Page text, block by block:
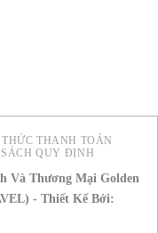
THANH TOÁN
QUY ĐỊNH
Và Thương Mại Golden
- Thiết Kế Bởi: